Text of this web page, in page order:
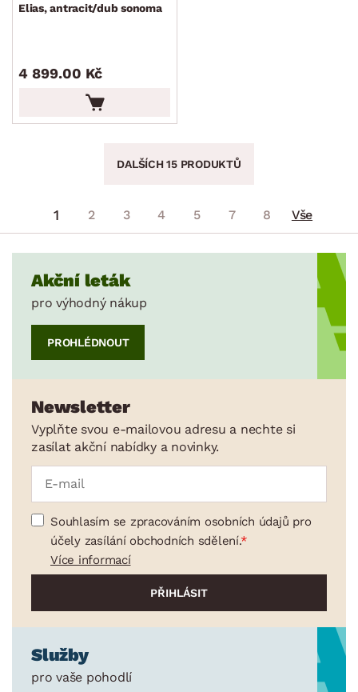
Elias, antracit/dub sonoma
4 899.00 Kč
DALŠÍCH 15 PRODUKTŮ
1 2 3 4 5 7 8 Vše
Akční leták
pro výhodný nákup
PROHLÉDNOUT
Newsletter
Vyplňte svou e-mailovou adresu a nechte si
zasílat akční nabídky a novinky.
Souhlasím se zpracováním osobních údajů pro
účely zasílání obchodních sdělení.
Více informací
Služby
pro vaše pohodlí